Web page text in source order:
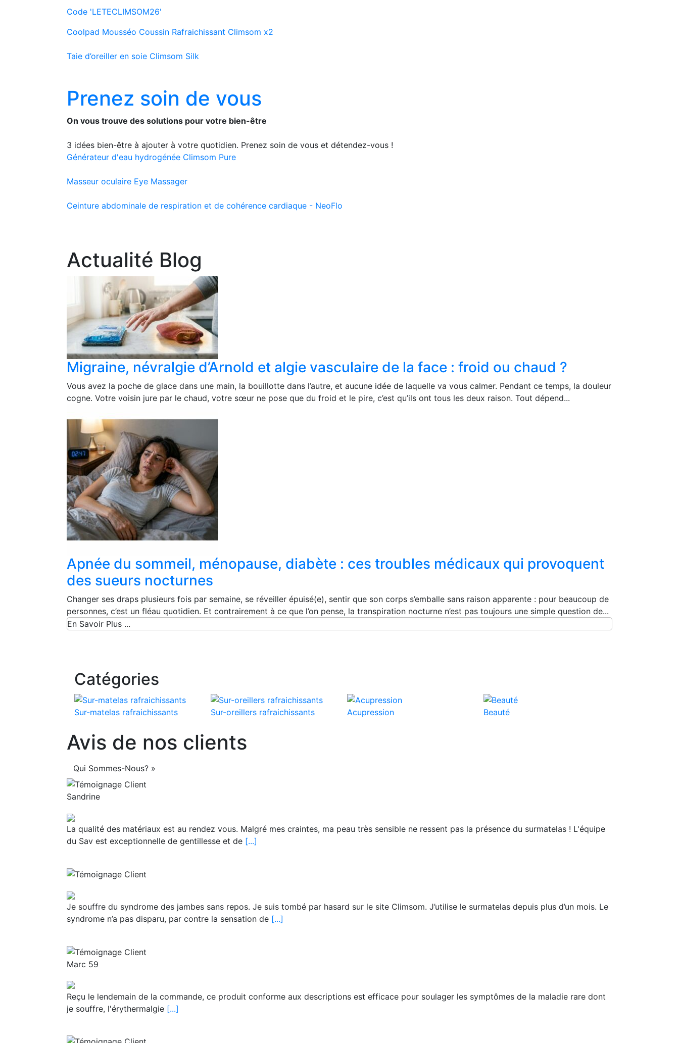
Code 'LETECLIMSOM26'
Coolpad Mousséo Coussin Rafraichissant Climsom x2
Taie d’oreiller en soie Climsom Silk
Prenez soin de vous
On vous trouve des solutions pour votre bien-être
3 idées bien-être à ajouter à votre quotidien. Prenez soin de vous et détendez-vous !
Générateur d'eau hydrogénée Climsom Pure
Masseur oculaire Eye Massager
Ceinture abdominale de respiration et de cohérence cardiaque - NeoFlo
Actualité Blog
Migraine, névralgie d’Arnold et algie vasculaire de la face : froid ou chaud ?
Vous avez la poche de glace dans une main, la bouillotte dans l’autre, et aucune idée de laquelle va vous calmer. Pendant ce temps, la douleur
cogne. Votre voisin jure par le chaud, votre sœur ne pose que du froid et le pire, c’est qu’ils ont tous les deux raison. Tout dépend...
Apnée du sommeil, ménopause, diabète : ces troubles médicaux qui provoquent
des sueurs nocturnes
Changer ses draps plusieurs fois par semaine, se réveiller épuisé(e), sentir que son corps s’emballe sans raison apparente : pour beaucoup de
personnes, c’est un fléau quotidien. Et contrairement à ce que l’on pense, la transpiration nocturne n’est pas toujours une simple question de...
En Savoir Plus ...
Catégories
Sur-matelas rafraichissants Sur-oreillers rafraichissants Acupression Beauté
Avis de nos clients
Qui Sommes-Nous? »
Sandrine
La qualité des matériaux est au rendez vous. Malgré mes craintes, ma peau très sensible ne ressent pas la présence du surmatelas ! L'équipe
du Sav est exceptionnelle de gentillesse et de [...]
Je souffre du syndrome des jambes sans repos. Je suis tombé par hasard sur le site Climsom. J’utilise le surmatelas depuis plus d’un mois. Le
syndrome n’a pas disparu, par contre la sensation de [...]
Marc 59
Reçu le lendemain de la commande, ce produit conforme aux descriptions est efficace pour soulager les symptômes de la maladie rare dont
je souffre, l'érythermalgie [...]